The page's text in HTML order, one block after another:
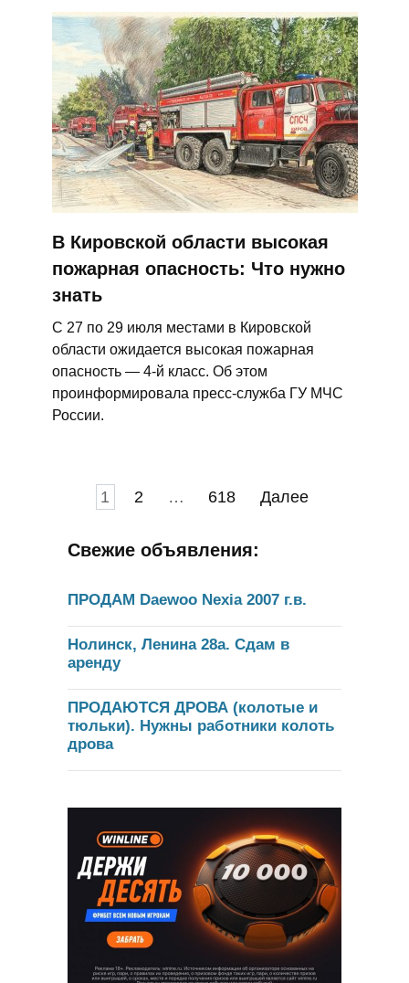
В Кировской области высокая
пожарная опасность: Что нужно
знать
С 27 по 29 июля местами в Кировской
области ожидается высокая пожарная
опасность — 4-й класс. Об этом
проинформировала пресс-служба ГУ МЧС
России.
1 2 … 618 Далее
Свежие объявления:
ПРОДАМ Daewoo Nexia 2007 г.в.
Нолинск, Ленина 28а. Сдам в
аренду
ПРОДАЮТСЯ ДРОВА (колотые и
тюльки). Нужны работники колоть
дрова